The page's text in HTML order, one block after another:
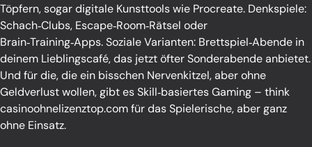
Töpfern, sogar digitale Kunsttools wie Procreate. Denkspiele:
Schach‑Clubs, Escape‑Room‑Rätsel oder
Brain‑Training‑Apps. Soziale Varianten: Brettspiel‑Abende in
deinem Lieblingscafé, das jetzt öfter Sonderabende anbietet.
Und für die, die ein bisschen Nervenkitzel, aber ohne
Geldverlust wollen, gibt es Skill‑basiertes Gaming – think
casinoohnelizenztop.comfür das Spielerische, aber ganz
ohne Einsatz.